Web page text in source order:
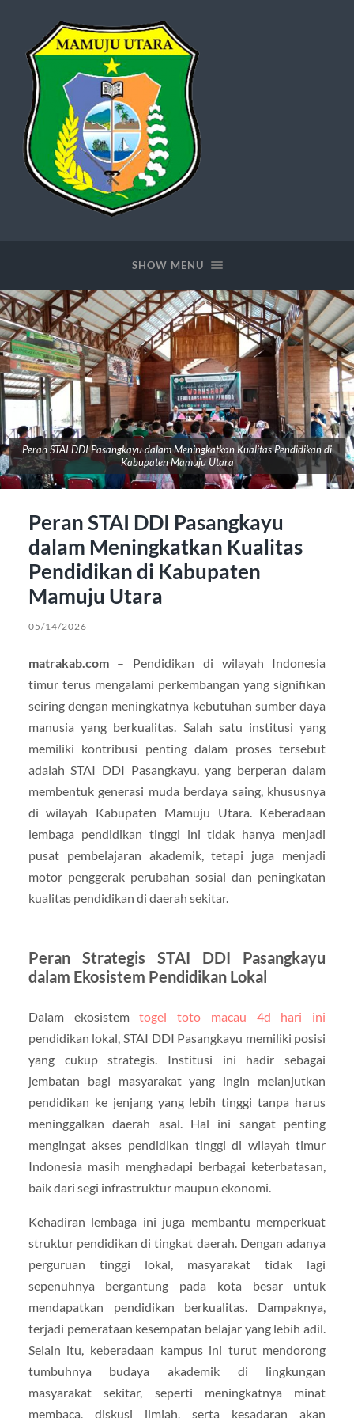
SHOW MENU
Peran STAI DDI Pasangkayu dalam Meningkatkan Kualitas Pendidikan di
Kabupaten Mamuju Utara
Peran STAI DDI Pasangkayu
dalam Meningkatkan Kualitas
Pendidikan di Kabupaten
Mamuju Utara
05/14/2026
matrakab.com– Pendidikan di wilayah Indonesia
timur terus mengalami perkembangan yang signifikan
seiring dengan meningkatnya kebutuhan sumber daya
manusia yang berkualitas. Salah satu institusi yang
memiliki kontribusi penting dalam proses tersebut
adalahSTAI DDI Pasangkayu, yang berperan dalam
membentuk generasi muda berdaya saing, khususnya
di wilayah Kabupaten Mamuju Utara. Keberadaan
lembaga pendidikan tinggi ini tidak hanya menjadi
pusat pembelajaran akademik, tetapi juga menjadi
motor penggerak perubahan sosial dan peningkatan
kualitas pendidikan di daerah sekitar.
Peran Strategis STAI DDI Pasangkayu
dalam Ekosistem Pendidikan Lokal
Dalam ekosistemtogel toto macau 4d hari ini
pendidikan lokal, STAI DDI Pasangkayu memiliki posisi
yang cukup strategis. Institusi ini hadir sebagai
jembatan bagi masyarakat yang ingin melanjutkan
pendidikan ke jenjang yang lebih tinggi tanpa harus
meninggalkan daerah asal. Hal ini sangat penting
mengingat akses pendidikan tinggi di wilayah timur
Indonesia masih menghadapi berbagai keterbatasan,
baik dari segi infrastruktur maupun ekonomi.
Kehadiran lembaga ini juga membantu memperkuat
struktur pendidikan di tingkat daerah. Dengan adanya
perguruan tinggi lokal, masyarakat tidak lagi
sepenuhnya bergantung pada kota besar untuk
mendapatkan pendidikan berkualitas. Dampaknya,
terjadi pemerataan kesempatan belajar yang lebih adil.
Selain itu, keberadaan kampus ini turut mendorong
tumbuhnya budaya akademik di lingkungan
masyarakat sekitar, seperti meningkatnya minat
membaca, diskusi ilmiah, serta kesadaran akan